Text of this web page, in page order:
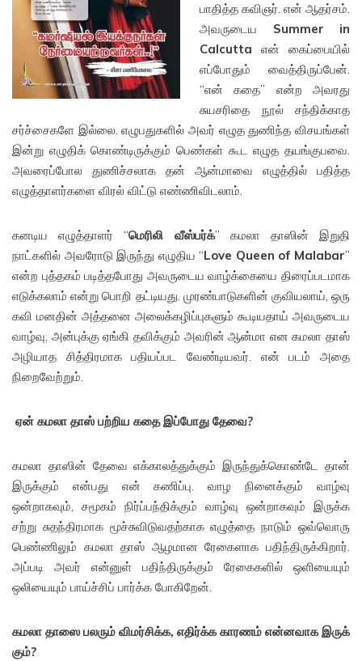
பாதித்த கவிஞர். என் ஆதர்சம்.
அவருடைய Summer in
Calcutta என் கைப்பையில்
எப்போதும் வைத்திருப்பேன்.
“என் கதை” என்ற அவரது
சுயசரிதை நூல் சந்திக்காத
சர்ச்சைகளே இல்லை. எழுபதுகளில் அவர் எழுத துணிந்த விசயங்கள்
இன்று எழுதிக் கொண்டிருக்கும் பெண்கள் கூட எழுத தயங்குபவை.
அவரைப்போல துணிச்சலாக தன் ஆன்மாவை எழுத்தில் பதித்த
எழுத்தாளர்களை விரல் விட்டு எண்ணிவிடலாம்.
கனடிய எழுத்தாளர் “மெரிலி வீஸ்பர்க்” கமலா தாஸின் இறுதி
நாட்களில் அவரோடு இருந்து எழுதிய “Love Queen of Malabar”
என்ற புத்தகம் படித்தபோது அவருடைய வாழ்க்கையை திரைப்படமாக
எடுக்கலாம் என்று பொறி தட்டியது. முரண்பாடுகளின் குவியலாய், ஒரு
கவி மனதின் அத்தனை அலைக்கழிப்புகளும் கூடியதாய் அவருடைய
வாழ்வு, அன்புக்கு ஏங்கி தவிக்கும் அவரின் ஆன்மா என கமலா தாஸ்
அழியாத சித்திரமாக பதியப்பட வேண்டியவர். என் படம் அதை
நிறைவேற்றும்.
ஏன் கமலா தாஸ் பற்றிய கதை இப்போது தேவை?
கமலா தாஸின் தேவை எக்காலத்துக்கும் இருந்துக்கொண்டே தான்
இருக்கும் என்பது என் கணிப்பு. வாழ நினைக்கும் வாழ்வு
ஒன்றாகவும், சமூகம் நிர்ப்பந்திக்கும் வாழ்வு ஒன்றாகவும் இருக்க
சற்று சுதந்திரமாக மூச்சுவிடுவதற்காக எழுத்தை நாடும் ஒவ்வொரு
பெண்ணிலும் கமலா தாஸ் ஆழமான ரேகைளாக பதிந்திருக்கிறார்.
அப்படி அவர் என்னுள் பதிந்திருக்கும் ரேகைகளில் ஒளியையும்
ஒலியையும் பாய்ச்சிப் பார்க்க போகிறேன்.
கமலா தாஸை பலரும் விமர்சிக்க, எதிர்க்க காரணம் என்னவாக இருக்
கும்?